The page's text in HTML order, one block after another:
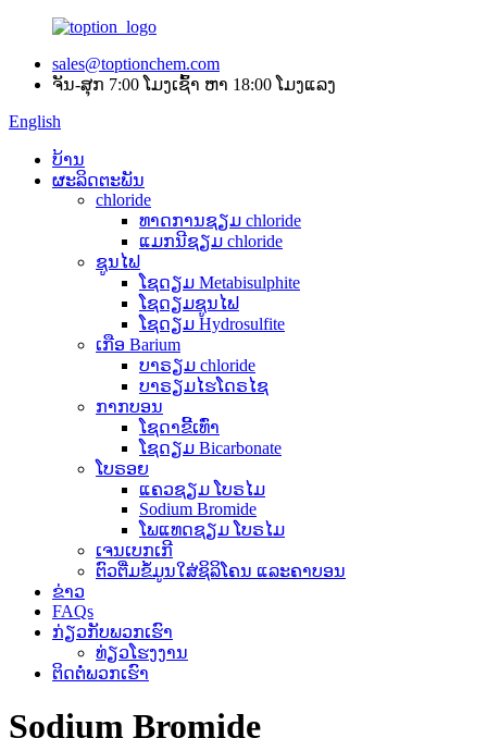
sales@toptionchem.com
ຈັນ-ສຸກ 7:00 ໂມງເຊົ້າ ຫາ 18:00 ໂມງແລງ
English
ບ້ານ
ຜະລິດຕະພັນ
chloride
ທາດການຊຽມ chloride
ແມກນີຊຽມ chloride
ຊູນໄຟ
ໂຊດຽມ Metabisulphite
ໂຊດຽມຊູນໄຟ
ໂຊດຽມ Hydrosulfite
ເກືອ Barium
ບາຣຽມ chloride
ບາຣຽມໄຮໂດຣໄຊ
ກາກບອນ
ໂຊດາຂີ້ເທົ່າ
ໂຊດຽມ Bicarbonate
ໂບຣອຍ
ແຄວຊຽມ ໂບຣໄມ
Sodium Bromide
ໂພແທດຊຽມ ໂບຣໄມ
ເຈນເບກເກີ
ຕົວຕື່ມຂໍ້ມູນໃສ່ຊິລິໂຄນ ແລະຄາບອນ
ຂ່າວ
FAQs
ກ່ຽວກັບພວກເຮົາ
ທ່ຽວໂຮງງານ
ຕິດຕໍ່ພວກເຮົາ
Sodium Bromide